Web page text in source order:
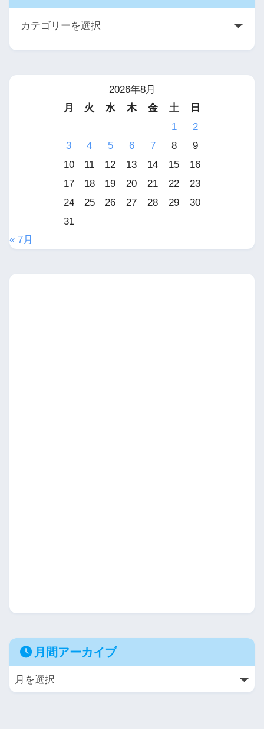
2026年8月
月
火 水 木 金 土
日
1
2
3
4 5 6 7 8
9
10
11 12 13 14 15
16
17
18 19 20 21 22
23
24
25 26 27 28 29
30
31
« 7月
月間アーカイブ